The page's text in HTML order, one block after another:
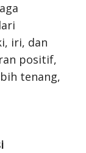
iri, dan
positif,
tenang,